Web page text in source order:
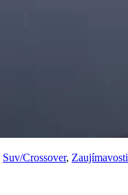
Suv/Crossover, Zaujímavosti